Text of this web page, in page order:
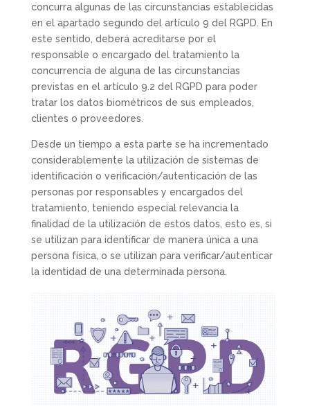
concurra algunas de las circunstancias establecidas
en el apartado segundo del artículo 9 del RGPD. En
este sentido, deberá acreditarse por el
responsable o encargado del tratamiento la
concurrencia de alguna de las circunstancias
previstas en el artículo 9.2 del RGPD para poder
tratar los datos biométricos de sus empleados,
clientes o proveedores.
Desde un tiempo a esta parte se ha incrementado
considerablemente la utilización de sistemas de
identificación o verificación/autenticación de las
personas por responsables y encargados del
tratamiento, teniendo especial relevancia la
finalidad de la utilización de estos datos, esto es, si
se utilizan para identificar de manera única a una
persona física, o se utilizan para verificar/autenticar
la identidad de una determinada persona.